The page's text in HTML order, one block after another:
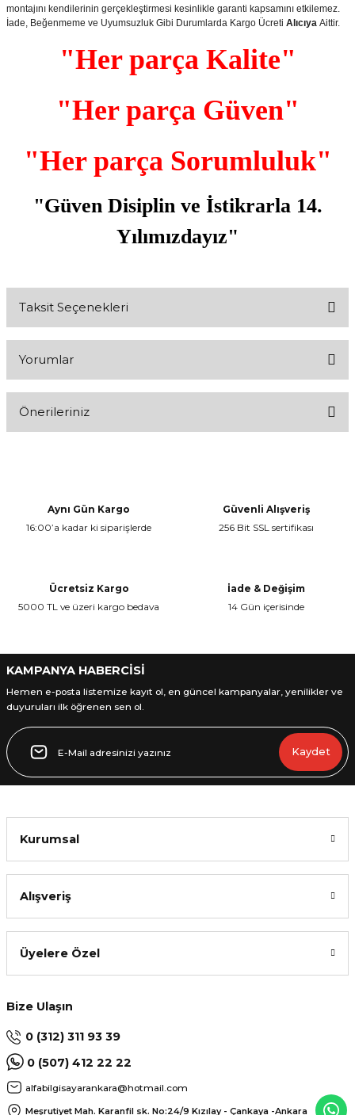
montajını kendilerinin gerçekleştirmesi kesinlikle garanti kapsamını etkilemez.
İade, Beğenmeme ve Uyumsuzluk Gibi Durumlarda Kargo Ücreti Alıcıya Aittir.
"Her parça Kalite"
"Her parça Güven"
"Her parça Sorumluluk"
"Güven Disiplin ve İstikrarla 14.
Yılımızdayız"
Taksit Seçenekleri
Yorumlar
mahmut badıllı | 30/10/2015
Önerileriniz
Ürün resmi kalitesiz, bozuk veya görüntülenemiyor.
Gönder
Aynı Gün Kargo
16:00’a kadar ki siparişlerde
Güvenli Alışveriş
256 Bit SSL sertifikası
Ücretsiz Kargo
5000 TL ve üzeri kargo bedava
İade & Değişim
14 Gün içerisinde
KAMPANYA HABERCİSİ
Hemen e-posta listemize kayıt ol, en güncel kampanyalar, yenilikler ve
duyuruları ilk öğrenen sen ol.
Kaydet
Kurumsal
Alışveriş
Üyelere Özel
Bize Ulaşın
0 (312) 311 93 39
0 (507) 412 22 22
alfabilgisayarankara@hotmail.com
Meşrutiyet Mah. Karanfil sk. No:24/9 Kızılay - Çankaya -Ankara